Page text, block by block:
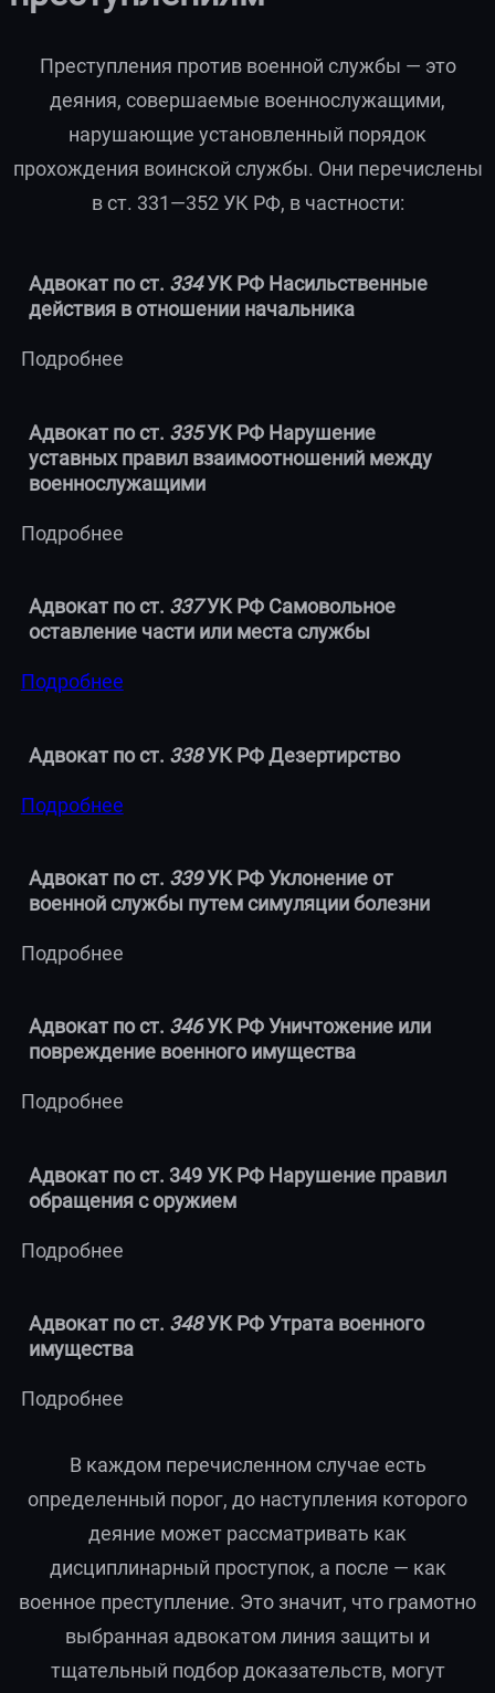
Преступления против военной службы — это
деяния, совершаемые военнослужащими,
нарушающие установленный порядок
прохождения воинской службы. Они перечислены
в ст. 331—352 УК РФ, в частности:
Адвокат по ст. 334УК РФ Насильственные
действия в отношении начальника
Подробнее
Адвокат по ст. 335УК РФ Нарушение
уставных правил взаимоотношений между
военнослужащими
Подробнее
Адвокат по ст. 337УК РФ Самовольное
оставление части или места службы
Подробнее
Адвокат по ст. 338УК РФ Дезертирство
Подробнее
Адвокат по ст. 339УК РФ Уклонение от
военной службы путем симуляции болезни
Подробнее
Адвокат по ст. 346УК РФ Уничтожение или
повреждение военного имущества
Подробнее
Адвокат по ст. 349 УК РФ Нарушение правил
обращения с оружием
Подробнее
Адвокат по ст. 348УК РФ Утрата военного
имущества
Подробнее
В каждом перечисленном случае есть
определенный порог, до наступления которого
деяние может рассматривать как
дисциплинарный проступок, а после — как
военное преступление. Это значит, что грамотно
выбранная адвокатом линия защиты и
тщательный подбор доказательств, могут